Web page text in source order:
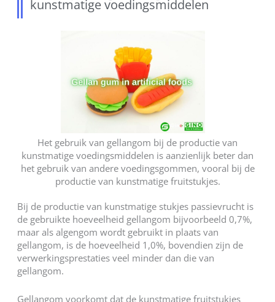
kunstmatige voedingsmiddelen
Het gebruik van gellangom bij de productie van
kunstmatige voedingsmiddelen is aanzienlijk beter dan
het gebruik van andere voedingsgommen, vooral bij de
productie van kunstmatige fruitstukjes.
Bij de productie van kunstmatige stukjes passievrucht is
de gebruikte hoeveelheid gellangom bijvoorbeeld 0,7%,
maar als algengom wordt gebruikt in plaats van
gellangom, is de hoeveelheid 1,0%, bovendien zijn de
verwerkingsprestaties veel minder dan die van
gellangom.
Gellangom voorkomt dat de kunstmatige fruitstukjes